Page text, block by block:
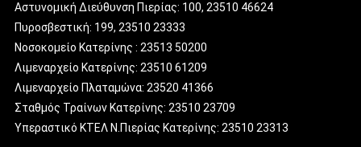
Αστυνομική Διεύθυνση Πιερίας: 100, 23510 46624
Πυροσβεστική: 199, 23510 23333
Νοσοκομείο Κατερίνης : 23513 50200
Λιμεναρχείο Κατερίνης: 23510 61209
Λιμεναρχείο Πλαταμώνα: 23520 41366
Σταθμός Τραίνων Κατερίνης: 23510 23709
Υπεραστικό ΚΤΕΛ Ν.Πιερίας Κατερίνης: 23510 23313